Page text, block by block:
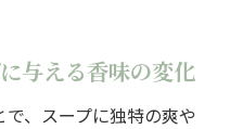
与える香味の変化
、スープに独特の爽や